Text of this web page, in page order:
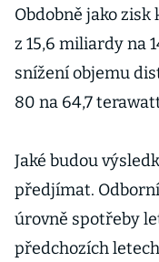
Obdobně jako
z 15,6 miliardy na
snížení objemu
80 na 64,7
Jaké budou
předjímat.
úrovně spotřeby
předchozích